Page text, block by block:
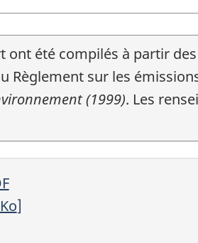
été compilés à partir
sur les
(1999). Les
Ko]